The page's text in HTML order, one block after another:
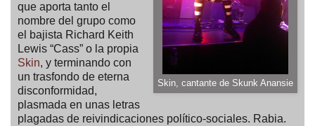
Skin, cantante de Skunk Anansie
que aporta tanto el
nombre del grupo como
el bajista Richard Keith
Lewis “Cass” o la propia
Skin, y terminando con
un trasfondo de eterna
disconformidad,
plasmada en unas letras
plagadas de reivindicaciones político-sociales. Rabia.